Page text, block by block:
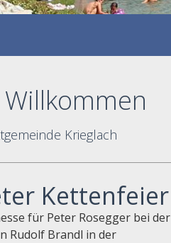
Krieglach
Kettenfeier
für Peter Rosegger bei der
Rudolf Brandl in der